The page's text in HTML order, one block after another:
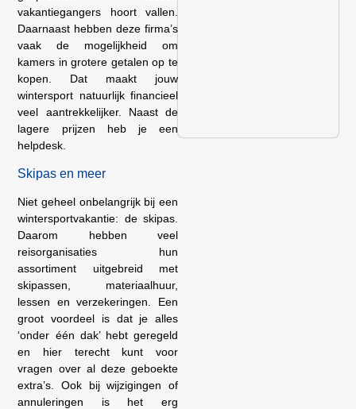
vakantiegangers hoort vallen.
Daarnaast hebben deze firma’s
vaak de mogelijkheid om
kamers in grotere getalen op te
kopen. Dat maakt jouw
wintersport natuurlijk financieel
veel aantrekkelijker. Naast de
lagere prijzen heb je een
helpdesk.
Skipas en meer
Niet geheel onbelangrijk bij een
wintersportvakantie: de skipas.
Daarom hebben veel
reisorganisaties hun
assortiment uitgebreid met
skipassen, materiaalhuur,
lessen en verzekeringen. Een
groot voordeel is dat je alles
‘onder één dak’ hebt geregeld
en hier terecht kunt voor
vragen over al deze geboekte
extra’s. Ook bij wijzigingen of
annuleringen is het erg